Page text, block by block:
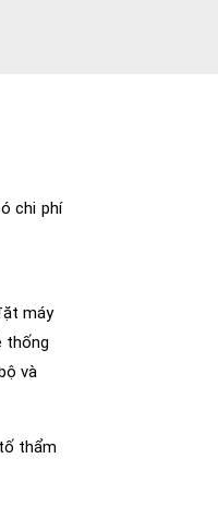
chi phí
máy
thống
và
thẩm